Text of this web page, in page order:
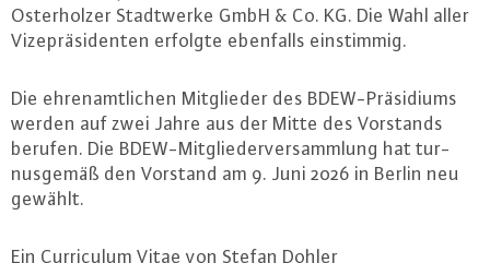
Os­ter­hol­zer Stadt­wer­ke GmbH & Co. KG. Die Wahl aller
Vi­ze­prä­si­den­ten erfolgte ebenfalls ein­stim­mig.
Die eh­ren­amt­li­chen Mit­glie­der des BDEW-Prä­si­di­ums
werden auf zwei Jahre aus der Mitte des Vorstands
berufen. Die BDEW-Mit­glie­der­ver­samm­lung hat tur­
nus­ge­mäß den Vorstand am 9. Juni 2026 in Berlin neu
gewählt.
Ein Cur­ri­cu­lum Vitae von Stefan Dohler